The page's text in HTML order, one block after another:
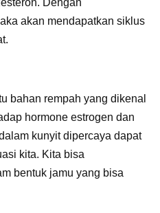
Dengan
akan mendapatkan siklus
bahan rempah yang dikenal
hormone estrogen dan
kunyit dipercaya dapat
kita. Kita bisa
bentuk jamu yang bisa